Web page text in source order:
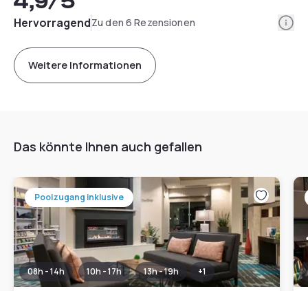
HervorragendZu den 6 Rezensionen
Weitere Informationen
Das könnte Ihnen auch gefallen
Poolzugang inklusive
08h - 14h 10h - 17h 13h - 19h +1